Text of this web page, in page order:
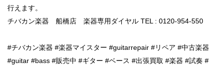
行えます。
チバカン楽器 船橋店 楽器専用ダイヤル TEL : 0120-954-550
#チバカン楽器 #楽器マイスター #guitarrepair #リペア #中古楽器
#guitar #bass #販売中 #ギター #ベース #出張買取 #楽器 #試奏 #